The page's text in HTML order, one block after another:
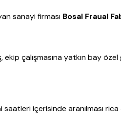
sanayi firması Bosal Fraual
çalışmasına yatkın bay özel
içerisinde aranılması rica